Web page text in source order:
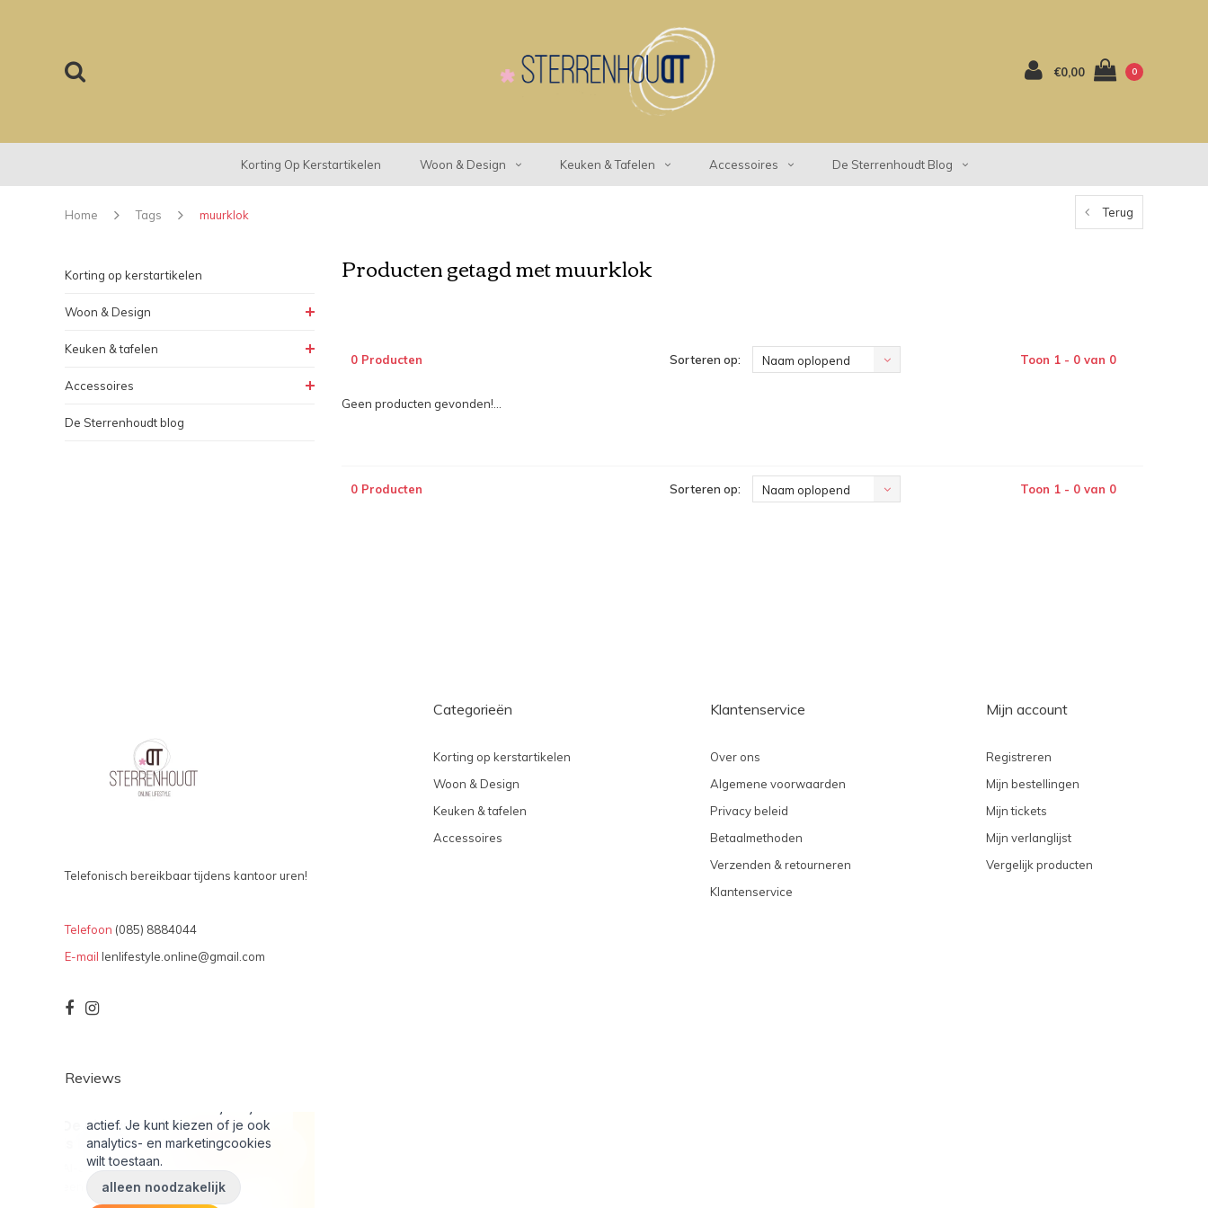
€0,00 0
Korting Op Kerstartikelen Woon & Design Keuken & Tafelen Accessoires De Sterrenhoudt Blog
Home Tags muurklok Terug
Korting op kerstartikelen
Woon & Design
Keuken & tafelen
Accessoires
De Sterrenhoudt blog
Producten getagd met muurklok
0 Producten Sorteren op: Naam oplopend Toon 1 - 0 van 0
Geen producten gevonden!...
0 Producten Sorteren op: Naam oplopend Toon 1 - 0 van 0
Telefonisch bereikbaar tijdens kantoor uren!
Telefoon (085) 8884044
E-mail lenlifestyle.online@gmail.com
Categorieën
Korting op kerstartikelen
Woon & Design
Keuken & tafelen
Accessoires
Klantenservice
Over ons
Algemene voorwaarden
Privacy beleid
Betaalmethoden
Verzenden & retourneren
Klantenservice
Mijn account
Registreren
Mijn bestellingen
Mijn tickets
Mijn verlanglijst
Vergelijk producten
Reviews